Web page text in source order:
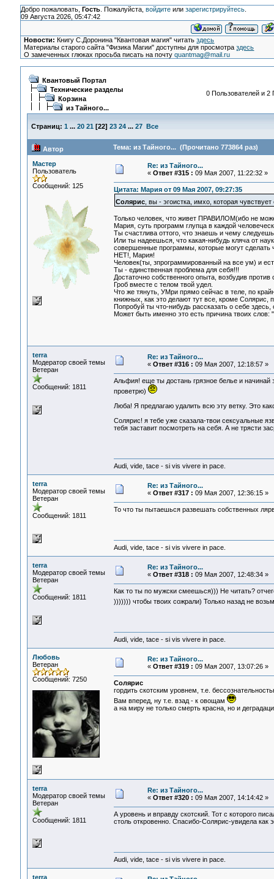
Добро пожаловать, Гость. Пожалуйста, войдитеили зарегистрируйтесь.
09 Августа 2026, 05:47:42
Новости: Книгу С.Доронина "Квантовая магия" читатьздесь
Материалы старого сайта "Физика Магии" доступны для просмотраздесь
О замеченных глюках просьба писать на почтуquantmag@mail.ru
Квантовый Портал
Технические разделы
Корзина
из Тайного...
0 Пользователей и 2
Страниц: 1 ... 20 21 [22] 23 24 ... 27 Все
Автор Тема: из Тайного... (Прочитано 773864 раз)
Мастер
Пользователь
Сообщений: 125
Re: из Тайного...
« Ответ #315 : 09 Мая 2007, 11:22:32 »
Цитата: Мария от 09 Мая 2007, 09:27:35
Солярис, вы - эгоистка, имхо, которая
Только человек, что живет ПРАВИЛОМ(ибо не
Мария, суть программ глупца в каждой
Ты счастлива оттого, что знаешь и чему
Или ты надеешься, что какая-нибудь кляча от
совершенные программы, которые могут сделать
НЕТ!, Мария!
Человек(ты, зпрограммированный на все ум) и
Ты - единственная проблема для себя!!!
Достаточно собственного опыта, возбудив
Гроб вместе с телом твой удел.
Что же тянуть, УМри прямо сейчас в теле, по
книжных, как это делают тут все, кроме Солярис,
Попробуй ты что-нибудь рассказать о себе
Может быть именно это есть причина твоих слов: "
terra
Модератор своей темы
Ветеран
Сообщений: 1811
Re: из Тайного...
« Ответ #316 : 09 Мая 2007, 12:18:57 »
Альфия! еще ты достань грязное белье и начинай
проветрю)
Люба! Я предлагаю удалить всю эту ветку. Это
Солярис! я тебе уже сказала-твои сексуальные
тебя заставит посмотреть на себя. А не трясти
Audi, vide, tace - si vis vivere in pace.
terra
Модератор своей темы
Ветеран
Сообщений: 1811
Re: из Тайного...
« Ответ #317 : 09 Мая 2007, 12:36:15 »
То что ты пытаешься развешать собственных
Audi, vide, tace - si vis vivere in pace.
terra
Модератор своей темы
Ветеран
Сообщений: 1811
Re: из Тайного...
« Ответ #318 : 09 Мая 2007, 12:48:34 »
Как то ты по мужски смеешься))) Не читать?
))))))) чтобы твоих сожрали) Только назад не
Audi, vide, tace - si vis vivere in pace.
Любовь
Ветеран
Сообщений: 7250
Re: из Тайного...
« Ответ #319 : 09 Мая 2007, 13:07:26 »
Солярис
гордить скотским уровнем, т.е.
Вам вперед, ну т.е. взад - к овощам
а на миру не только смерть красна, но и
terra
Модератор своей темы
Ветеран
Сообщений: 1811
Re: из Тайного...
« Ответ #320 : 09 Мая 2007, 14:14:42 »
А уровень и вправду скотский. Тот с которого
столь откровенно. Спасибо-Солярис-увидела как
Audi, vide, tace - si vis vivere in pace.
terra